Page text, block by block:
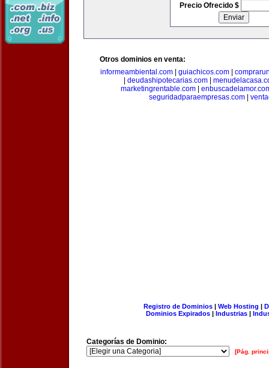
Precio Ofrecido $
Otros dominios en venta:
informeambiental.com
guiachicos.com
deudashipotecarias.com|
marketingrentable.com|
seguridadparaempresas.com
Registro de Dominios| Web Hosting |
Dominios Expirados | Industrias |
Categorías de Dominio:
[Pág.